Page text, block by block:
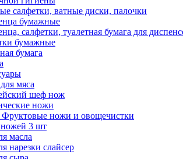
салфетки, ватные диски, палочки
бумажные
салфетки, туалетная бумага для
бумажные
бумага
мяса
шеф нож
ножи
Фруктовые ножи и овощечистки
3 шт
масла
нарезки слайсер